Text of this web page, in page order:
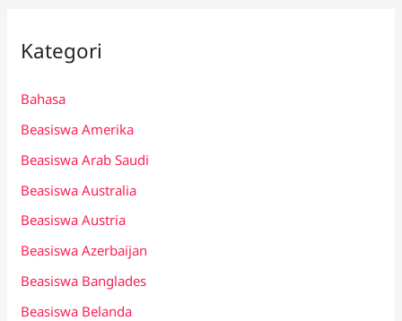
Kategori
Bahasa
Beasiswa Amerika
Beasiswa Arab Saudi
Beasiswa Australia
Beasiswa Austria
Beasiswa Azerbaijan
Beasiswa Banglades
Beasiswa Belanda